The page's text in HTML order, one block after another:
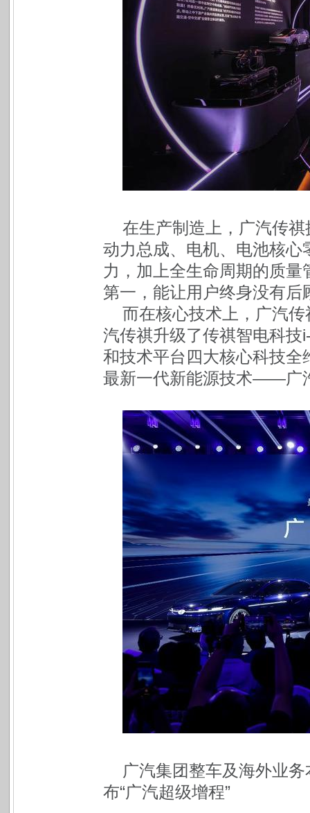
在生产制造上，广汽传
动力总成、电机、电池核
力，加上全生命周期的质
第一，能让用户终身没有后
而在核心技术上，广汽
汽传祺升级了传祺智电科
和技术平台四大核心科技
最新一代新能源技术——广
广汽集团整车及海外业
布“广汽超级增程”